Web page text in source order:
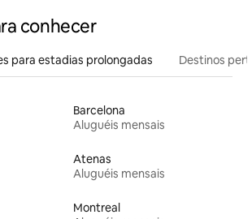
conhecer
para estadias prolongadas Destinos
Barcelona
Aluguéis mensais
Atenas
Aluguéis mensais
Montreal